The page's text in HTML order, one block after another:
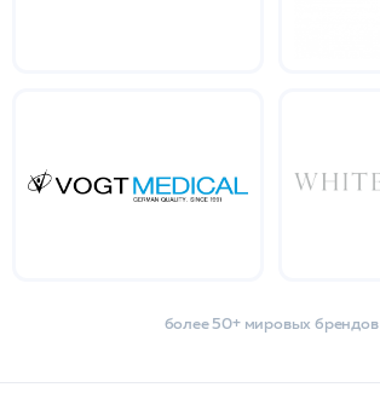
более 50+ мировых брендов